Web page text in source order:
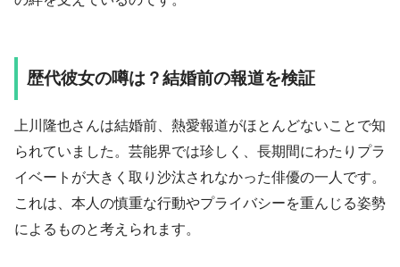
歴代彼女の噂は？結婚前の報道を検証
上川隆也さんは結婚前、熱愛報道がほとんどないことで知
られていました。芸能界では珍しく、長期間にわたりプラ
イベートが大きく取り沙汰されなかった俳優の一人です。
これは、本人の慎重な行動やプライバシーを重んじる姿勢
によるものと考えられます。